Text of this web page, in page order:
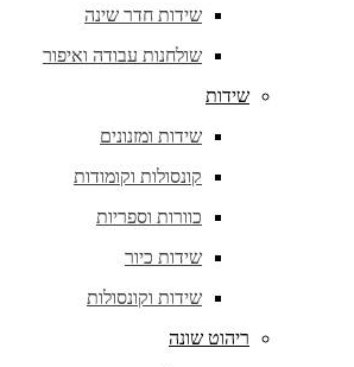
שידות חדר שינה
שולחנות עבודה ואיפור
שידות
שידות ומזנונים
קונסולות וקומודות
כוורות וספריות
שידות כיור
שידות וקונסולות
ריהוט שונה